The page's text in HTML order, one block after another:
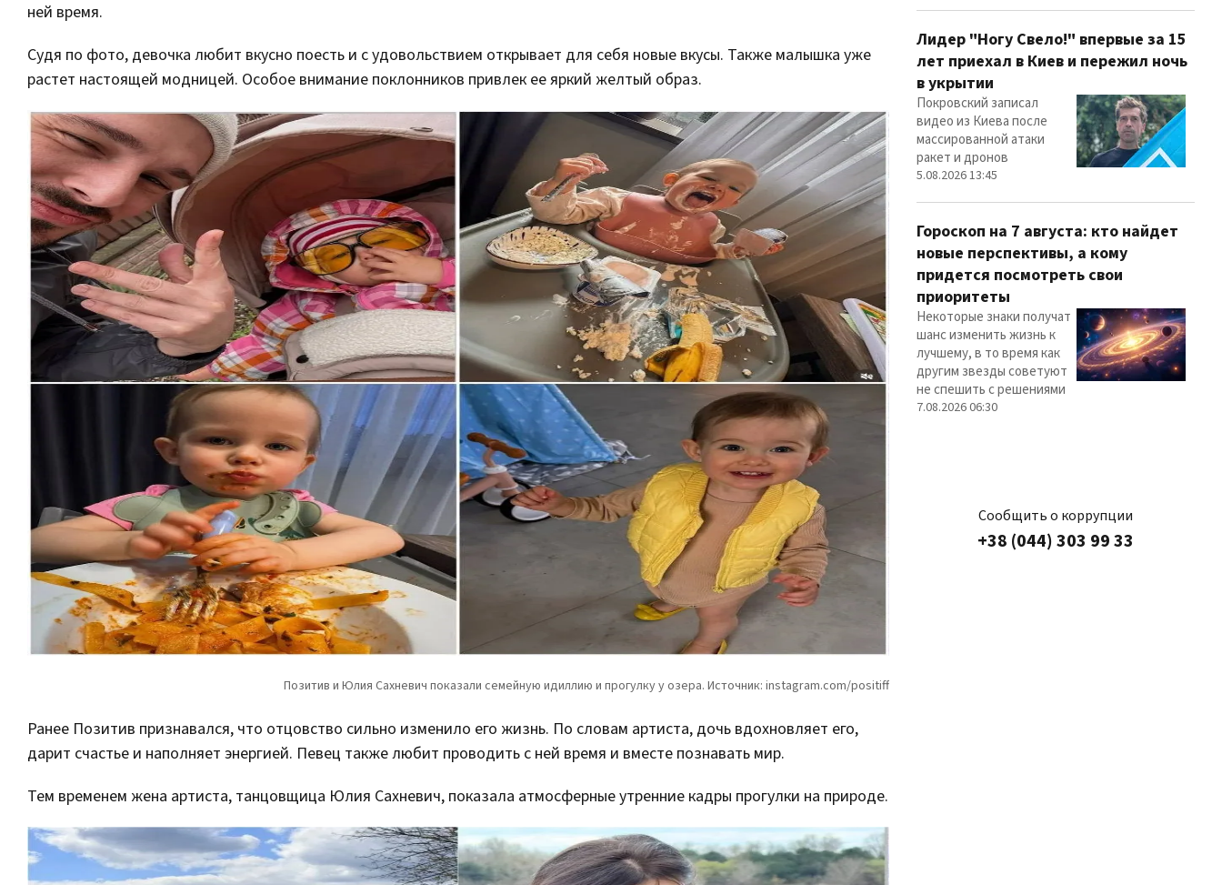
ней время.
Судя по фото, девочка любит вкусно поесть и с удовольствием открывает для себя новые вкусы. Также малышка уже
растет настоящей модницей. Особое внимание поклонников привлек ее яркий желтый образ.
Ранее Позитив признавался, что отцовство сильно изменило его жизнь. По словам артиста, дочь вдохновляет его,
дарит счастье и наполняет энергией. Певец также любит проводить с ней время и вместе познавать мир.
Тем временем жена артиста, танцовщица Юлия Сахневич, показала атмосферные утренние кадры прогулки на природе.
Лидер "Ногу Свело!" впервые за 15
лет приехал в Киев и пережил ночь
в укрытии
Покровский записал
видео из Киева после
массированной атаки
ракет и дронов
5.08.2026 13:45
Гороскоп на 7 августа: кто найдет
новые перспективы, а кому
придется посмотреть свои
приоритеты
Некоторые знаки получат
шанс изменить жизнь к
лучшему, в то время как
другим звезды советуют
не спешить с решениями
7.08.2026 06:30
Сообщить о коррупции
+38 (044) 303 99 33